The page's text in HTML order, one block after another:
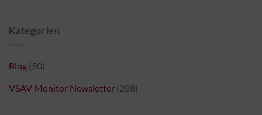
Kategorien
Blog (50)
VSAV Monitor Newsletter (288)